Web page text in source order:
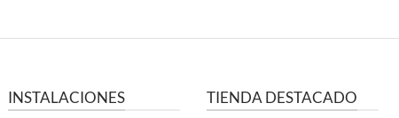
INSTALACIONES TIENDA DESTACADO